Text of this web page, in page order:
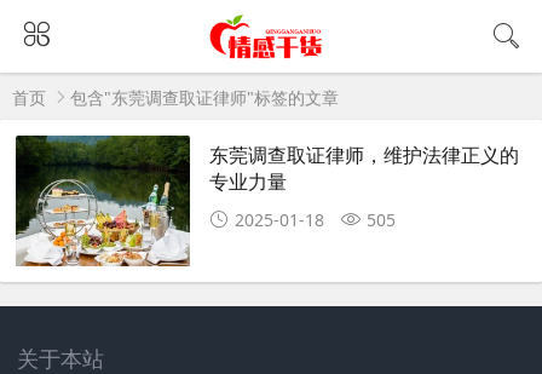
首页 包含"东莞调查取证律师"标签的文章
东莞调查取证律师，维护法律正义的
专业力量
2025-01-18 505
关于本站